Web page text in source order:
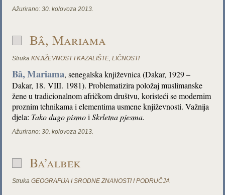
Ažurirano: 30. kolovoza 2013.
Bâ, Mariama
Struka KNJIŽEVNOST I KAZALIŠTE,LIČNOSTI
Bâ, Mariama, senegalska književnica (Dakar, 1929 –
Dakar, 18. VIII. 1981). Problematizira položaj muslimanske
žene u tradicionalnom afričkom društvu, koristeći se modernim
proznim tehnikama i elementima usmene književnosti. Važnija
djela: Tako dugo pismoiSkrletna pjesma.
Ažurirano: 30. kolovoza 2013.
Ba’albek
Struka GEOGRAFIJA I SRODNE ZNANOSTI I PODRUČJA